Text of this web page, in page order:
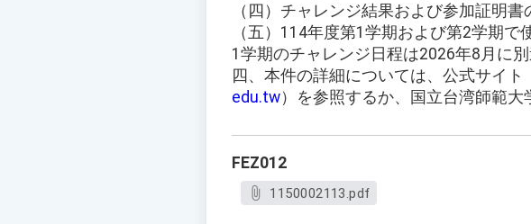
（四）チャレンジ結果および参加証明書
（五）114年度第1学期および第2学期
1学期のチャレンジ日程は2026年8月に別
四、本件の詳細については、公式サイト
edu.tw）を参照するか、国立台湾師範大
FEZ012
1150002113.pdf